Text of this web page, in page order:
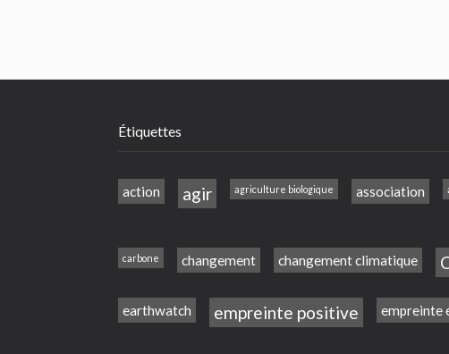
Étiquettes
action agir agriculture biologique association
carbone changement changement climatique
earthwatch empreinte positive empreinte